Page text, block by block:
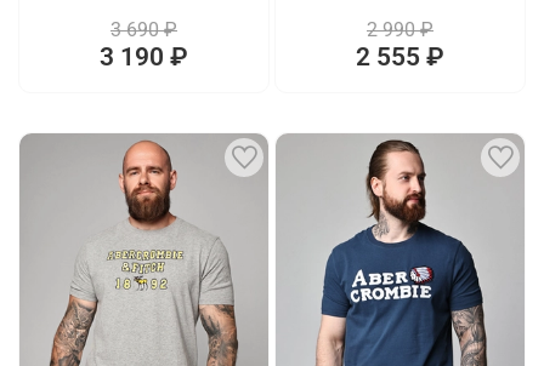
3 690 ₽
3 190 ₽
2 990 ₽
2 555 ₽